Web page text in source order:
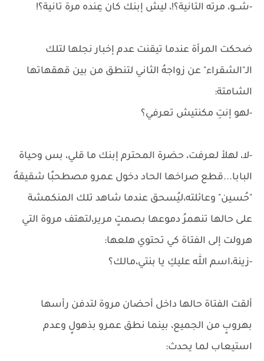
-شـــو، مرته التانية؟!، ليش إبنك كان عِنده مرة تانية؟!
ضحكت المرأة عندما تيقنت عدم إخبار نجلها لتلك
الـ"الشقراء" عن زواجهُ الثاني لتنطق من بين قهقهاتها
الشامتة:
-لهو إنتِ مكنتيش تعرفي؟
-لا، لهلأ لعرفت، حضرة المحترم إبنك ما قلي، بس وحياة
البابا...قطع صراخها الحاد دخول عمرو مصطحبًا شقيقهُ
"حُسين" وعائلته،ليُسحق عندما شاهد تلك المنكمشة
على حالها تنهمرُ دموعها بصمتٍ مرير،لتهتف مروة التي
هرولت إلى الفتاة كي تحتوي هلعها:
-زينة،اسم الله عليكِ يا بنتي،مالك؟
ألقت الفتاة حالها داخل أحضان مروة لتدفن رأسها
بهروبٍ من الجميع، بينما نطق عمرو بذهولٍ وعدم
استيعاب لما يحدث: